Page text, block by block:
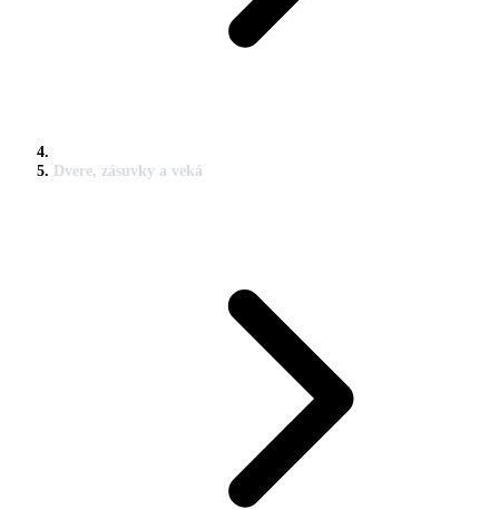
Dvere, zásuvky a veká